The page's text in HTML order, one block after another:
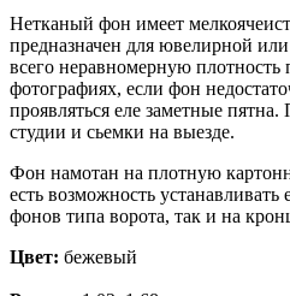
Нетканый фон имеет
предназначен для ювелирной
всего неравномерную плотность
фотографиях, если фон
проявляться еле заметные
студии и сьемки на выезде.
Фон намотан на плотную
есть возможность устанавливать
фонов типа ворота, так и на
Цвет: бежевый